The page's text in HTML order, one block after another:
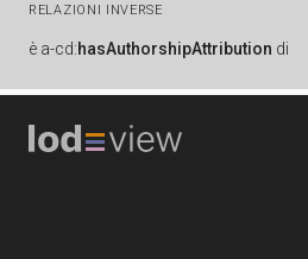
RELAZIONI INVERSE
è a-cd:hasAuthorshipAttribution di